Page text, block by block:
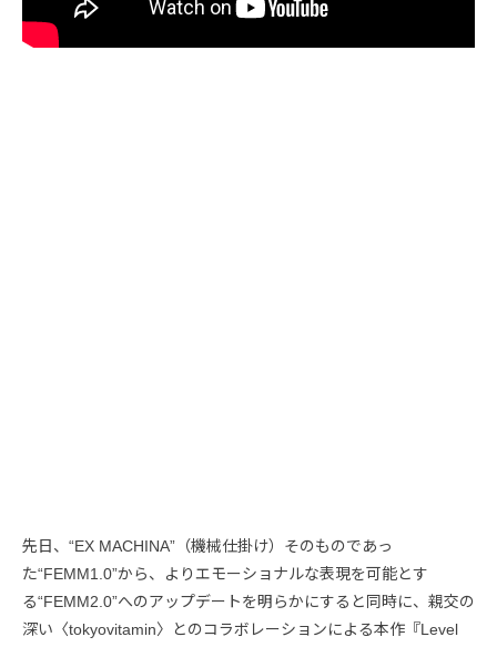
先日、“EX MACHINA”（機械仕掛け）そのものであっ
た“FEMM1.0”から、よりエモーショナルな表現を可能とす
る“FEMM2.0”へのアップデートを明らかにすると同時に、親交の
深い〈tokyovitamin〉とのコラボレーションによる本作『Level